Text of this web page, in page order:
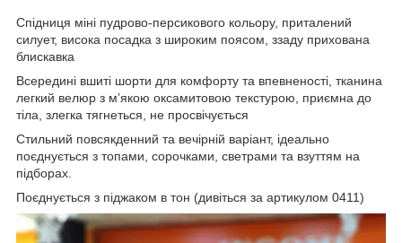
Спідниця міні пудрово-персикового кольору, приталений
силует, висока посадка з широким поясом, ззаду прихована
блискавка
Всередині вшиті шорти для комфорту та впевненості, тканина
легкий велюр з м’якою оксамитовою текстурою, приємна до
тіла, злегка тягнеться, не просвічується
Стильний повсякденний та вечірній варіант, ідеально
поєднується з топами, сорочками, светрами та взуттям на
підборах.
Поєднується з піджаком в тон (дивіться за артикулом 0411)